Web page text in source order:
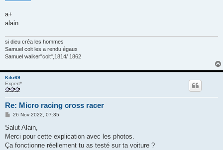
a+
alain
si dieu créa les hommes
Samuel colt les a rendu égaux
Samuel walker"colt",1814/ 1862
Kiki69
Expert*
Re: Micro racing cross racer
M
s
a
g
26 Nov 2022, 07:35
Salut Alain,
Merci pour cette explication avec les photos.
Ça fonctionne réellement tu as testé sur ta voiture ?